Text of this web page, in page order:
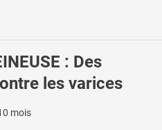
: Des
les varices
mois